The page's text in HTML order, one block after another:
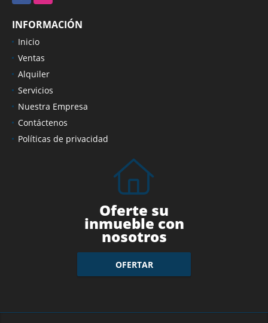
INFORMACIÓN
Inicio
Ventas
Alquiler
Servicios
Nuestra Empresa
Contáctenos
Políticas de privacidad
Oferte su
inmueble con
nosotros
OFERTAR